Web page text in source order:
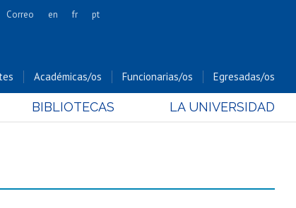
Cs. Forestales y Conservación
Cs. Sociales
Correo en fr pt
Académicas/os Funcionarias/os Egresadas/os
BIBLIOTECAS LA UNIVERSIDAD